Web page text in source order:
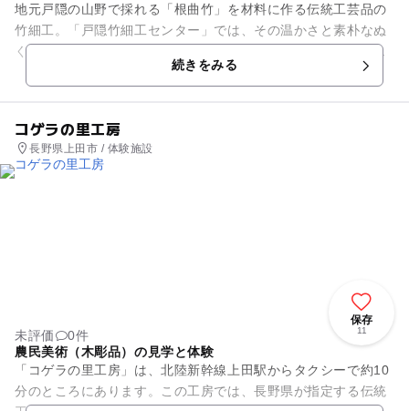
地元戸隠の山野で採れる「根曲竹」を材料に作る伝統工芸品の
竹細工。「戸隠竹細工センター」では、その温かさと素朴なぬ
くもりに満ちた竹細工の実演や体験教室を行っています。戸隠
そばが盛られるそばざるや、...続きをみる
コゲラの里工房
長野県上田市 / 体験施設
保存
11
未評価
0件
農民美術（木彫品）の見学と体験
「コゲラの里工房」は、北陸新幹線上田駅からタクシーで約10
分のところにあります。この工房では、長野県が指定する伝統